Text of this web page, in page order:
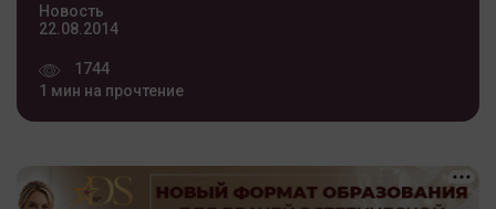
Новость
22.08.2014
1744
1 мин на прочтение